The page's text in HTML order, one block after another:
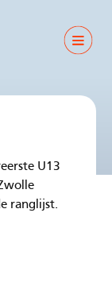
U13
ranglijst.